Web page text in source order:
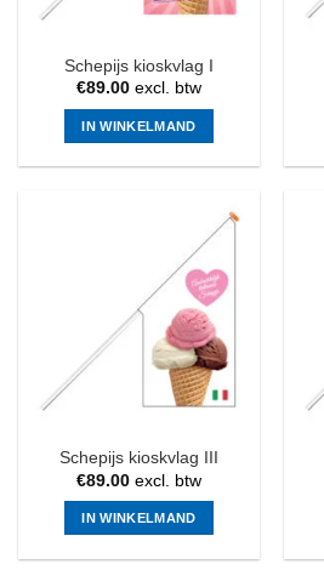
op
productpagina
Schepijs kioskvlag I
€89.00 excl. btw
IN WINKELMAND
Schepijs kioskvlag III
€89.00 excl. btw
IN WINKELMAND